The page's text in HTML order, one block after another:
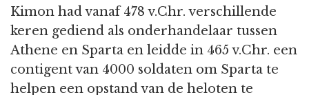
Kimon had vanaf 478 v.Chr. verschillende
keren gediend als onderhandelaar tussen
Athene en Sparta en leidde in 465 v.Chr. een
contigent van 4000 soldaten om Sparta te
helpen een opstand van de heloten te